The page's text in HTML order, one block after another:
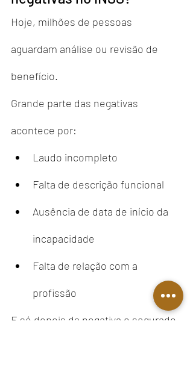
Hoje, milhões de pessoas
aguardam análise ou revisão de
benefício.
Grande parte das negativas
acontece por:
Laudo incompleto
Falta de descrição funcional
Ausência de data de início da
incapacidade
Falta de relação com a
profissão
E só depois da negativa o segurado